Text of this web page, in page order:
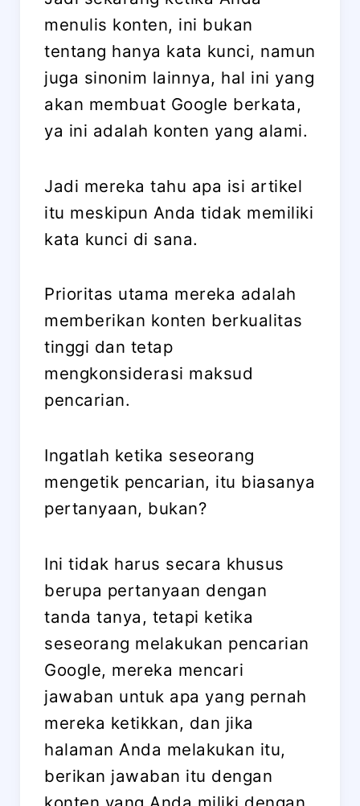
menulis konten, ini bukan
tentang hanya kata kunci, namun
juga sinonim lainnya, hal ini yang
akan membuat Google berkata,
ya ini adalah konten yang alami.
Jadi mereka tahu apa isi artikel
itu meskipun Anda tidak memiliki
kata kunci di sana.
Prioritas utama mereka adalah
memberikan konten berkualitas
tinggi dan tetap
mengkonsiderasi maksud
pencarian.
Ingatlah ketika seseorang
mengetik pencarian, itu biasanya
pertanyaan, bukan?
Ini tidak harus secara khusus
berupa pertanyaan dengan
tanda tanya, tetapi ketika
seseorang melakukan pencarian
Google, mereka mencari
jawaban untuk apa yang pernah
mereka ketikkan, dan jika
halaman Anda melakukan itu,
berikan jawaban itu dengan